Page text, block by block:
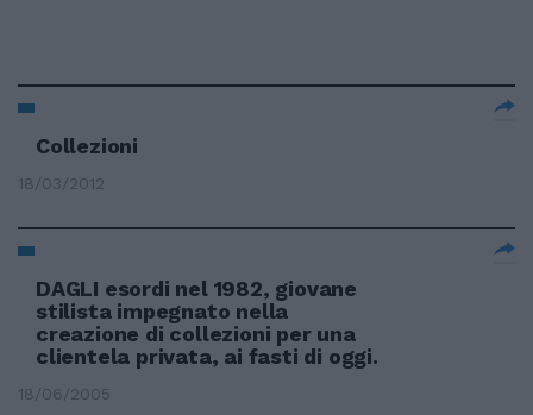
Collezioni
18/03/2012
DAGLI esordi nel 1982, giovane
stilista impegnato nella
creazione di collezioni per una
clientela privata, ai fasti di oggi.
18/06/2005